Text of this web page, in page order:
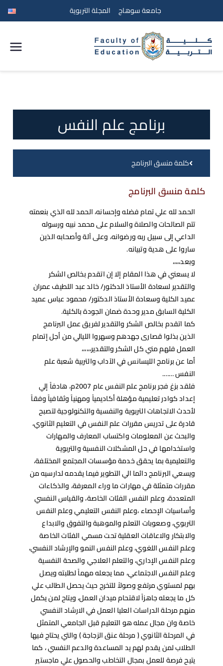
جامعة سوهاج المجلة التربوية
جامعة
سوهاجبرنامج علم النفس
كلمة منسق البرنامج
كلمة منسق البرنامج
الحمد لله علي تمام فضله وإحسانه، الحمد لله الذي بنعمته
تتم الصالحات والصلاة والسلام على محمد نبيه ورسوله
الداعي إلى سبيل ربه ورضوانه، وعلى آلة وأصحابه الذين
ساروا على هدية وتبيانه.
وبعد،،،،،
لا يسعني في هذا المقام إلا إن اتقدم بخالص الشكر
والتقدير لسعادة الأستاذ الدكتور/ خالد عبد اللطيف عمران
عميد الكلية وسعادة الأستاذ الدكتور/ محمود عباس عميد
الكلية السابق مدير وحدة ضمان الجودة بالكلية.
كما اتقدم بخالص الشكر والتقدير لفريق عمل البرنامج
الذين بذلوا قصارى جهدهم وسهروا الليالي من أجل إتمام
العمل فلهم مني كل الشكر والتقدير،،،،،،
أما عن برنامج الليسانس في الآداب والتربية شعبة علم
النفس …….
فلقد بزغ فجر برنامج علم النفس عام 2007م، هادفاً إلي
إعداد كوادر تعليمية مؤهلة أكاديمياً ومهنياً وثقافياً وفقاً
لأحدث الاتجاهات التربوية والنفسية والتكنولوجية لتصبح
قادرة على تدريس مقررات علم النفس في التعليم الثانوي،
والبحث عن المعلومات واكتساب المعارف والمهارات
واستخدامها في حل المشكلات النفسية والتربوية
والتعليمية بما يحقق خدمة مؤسسات المجتمع المختلفة،
ويسعي البرنامج دائما الي التطوير فيما يقدمه لدارسيه من
مقررات متمثلة في مهارات ما وراء المعرفة، والذكاءات
المتعددة، وعلم النفس الفئات الخاصة، والقياس النفسي
وأساسيات الإحصاء ،وعلم النفس التعليمي وعلم النفس
التربوي، وصعوبات التعلم والموهبة والتفوق والابداع
والابتكار والاعاقات العقلية تحت مسمي الفئات الخاصة
وعلم النفس اللغوي، وعلم النفس النمو والإرشاد النفسي،
وعلم النفس الإداري، والتعلم العلاجي والصحة النفسية
وعلم النفس الاجتماعي، مما يجعله مهماً لطلبته ويصل
بهم لمستوي مرتفع وصولاً للتخرج حيث يحصل الطالب علي
كل ما يجعله جاهزاً لاقتحام ميدان العمل، ويتاح لمن يكمل
منهم مرحلة الدراسات العليا العمل في الارشاد النفسي
خاصة وان مجال عمله هو التعليم قبل الجامعي المتمثل
في المرحلة الثانوي ( مرحلة عنق الزجاجة ) والتي يحتاج فيها
الطلاب لمن يقدم لهم يد المساعدة والدعم النفسي ، كما
يتيح فرصة للعمل بمجال التخاطب والحصول علي ماجستير